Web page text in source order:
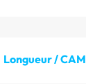
Longueur / CAM